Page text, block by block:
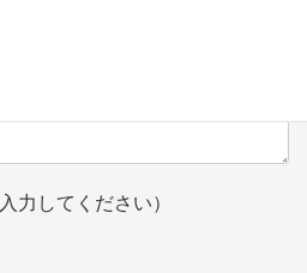
力してください）